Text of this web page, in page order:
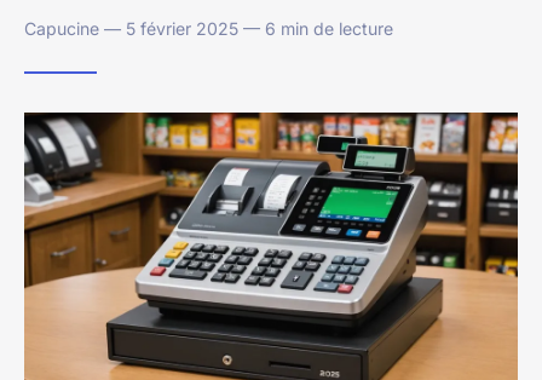
Capucine — 5 février 2025 — 6 min de lecture